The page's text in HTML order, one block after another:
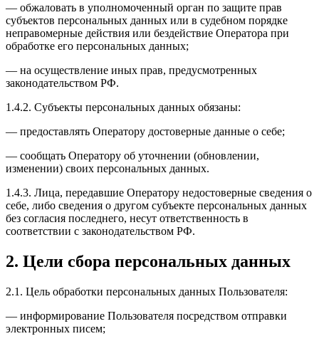
— обжаловать в уполномоченный орган по защите прав
субъектов персональных данных или в судебном порядке
неправомерные действия или бездействие Оператора при
обработке его персональных данных;
— на осуществление иных прав, предусмотренных
законодательством РФ.
1.4.2. Субъекты персональных данных обязаны:
— предоставлять Оператору достоверные данные о себе;
— сообщать Оператору об уточнении (обновлении,
изменении) своих персональных данных.
1.4.3. Лица, передавшие Оператору недостоверные сведения о
себе, либо сведения о другом субъекте персональных данных
без согласия последнего, несут ответственность в
соответствии с законодательством РФ.
2. Цели сбора персональных данных
2.1. Цель обработки персональных данных Пользователя:
— информирование Пользователя посредством отправки
электронных писем;